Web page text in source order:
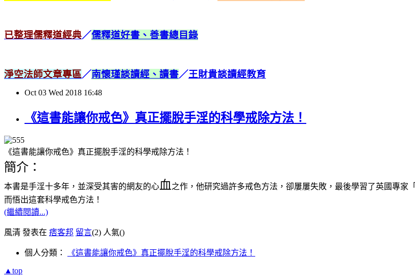
已整理儒釋道經典／儒釋道好書、善書總目錄
淨空法師文章專區／南懷瑾談讀經、讀書／王財貴談讀經教育
Oct 03 Wed 2018 16:48
《這書能讓你戒色》真正擺脫手淫的科學戒除方法！
《這書能讓你戒色》真正擺脫手淫的科學戒除方法！
簡介：
本書是手淫十多年，並深受其害的網友的心血 之作，他研究過許多戒色方法，卻屢屢失敗，最後學習了英國專家「
而悟出這套科學戒色方法！
(繼續閱讀...)
風清 發表在 痞客邦 留言(2) 人氣()
個人分類： 《這書能讓你戒色》真正擺脫手淫的科學戒除方法！
▲top